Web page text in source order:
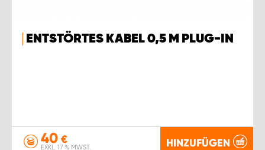
ENTSTÖRTES KABEL 0,5 M PLUG-IN
40 €
EXKL. 17 % MWST. HINZUFÜGEN